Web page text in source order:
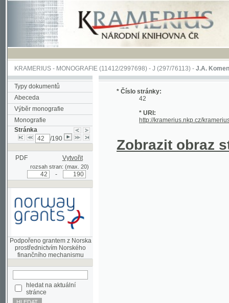
KRAMERIUS-MONOGRAFIE(11412/2997698) -J (297/76113)-J.A. Komenského
Typy dokumentů
Abeceda
Výběr monografie
Monografie
Stránka
/190
PDF Vytvořit
rozsah stran: (max. 20)
Podpořeno grantem z Norska
prostřednictvím Norského
hledat na aktuální
stránce
Pokročilé vyhledávání
* Číslo stránky:
42
* URI:
http://kramerius.nkp.cz/kramerius/